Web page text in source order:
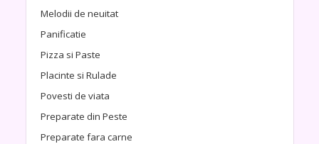
Melodii de neuitat
Panificatie
Pizza si Paste
Placinte si Rulade
Povesti de viata
Preparate din Peste
Preparate fara carne